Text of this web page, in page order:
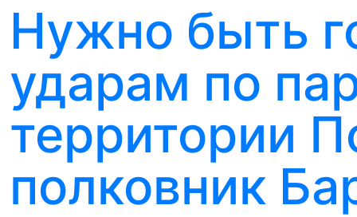
Нужно быть
ударам по
территории
полковник